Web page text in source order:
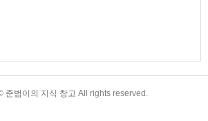
준범이의 지식 창고 All rights reserved.